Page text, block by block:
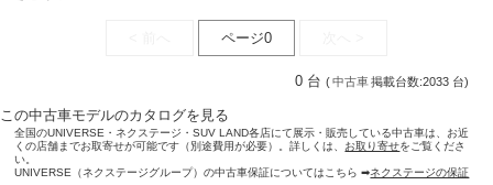
ページ0
0 台 (中古車掲載台数:2033 台)
この中古車モデルのカタログを見る
全国のUNIVERSE・ネクステージ・SUV LAND各店にて展示・販売している中古車は、お近
くの店舗までお取寄せが可能です（別途費用が必要）。詳しくは、 お取り寄せをご覧くださ
い。
UNIVERSE（ネクステージグループ）の中古車保証についてはこちら ➡ネクステージの保証